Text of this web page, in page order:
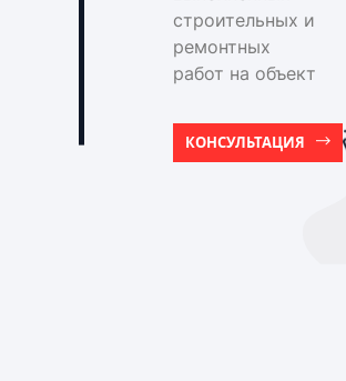
строительных и
ремонтных
работ на объект
КОНСУЛЬТАЦИЯ